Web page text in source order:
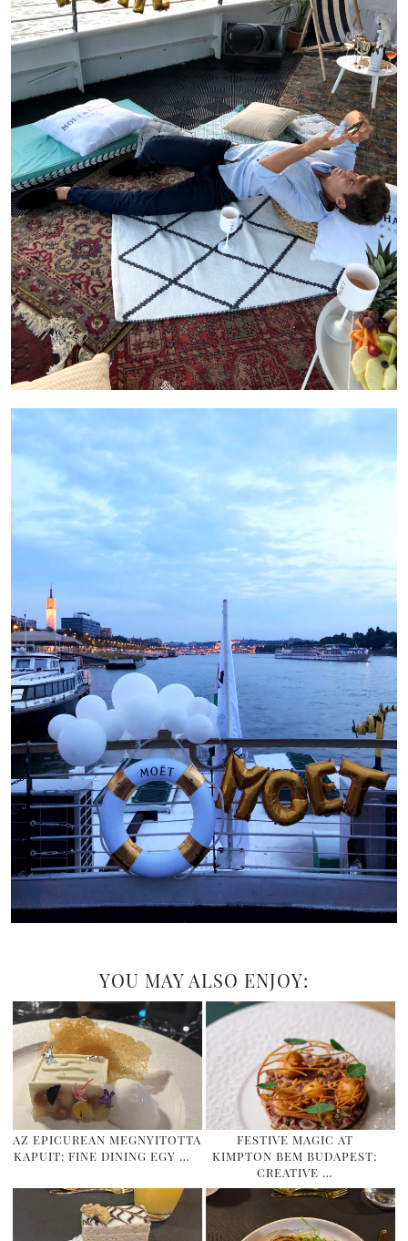
YOU MAY ALSO ENJOY:
AZ EPICUREAN MEGNYITOTTA
KAPUIT: FINE DINING EGY …
FESTIVE MAGIC AT
KIMPTON BEM BUDAPEST:
CREATIVE …